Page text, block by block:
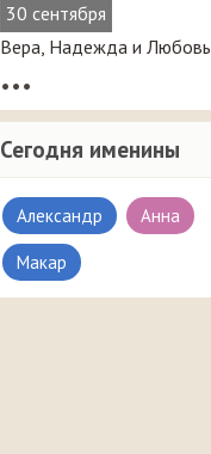
30 сентября
Вера, Надежда и Любовь
•••
Сегодня именины
Александр Анна
Макар